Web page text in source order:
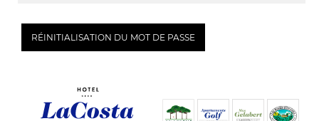
RÉINITIALISATION DU MOT DE PASSE